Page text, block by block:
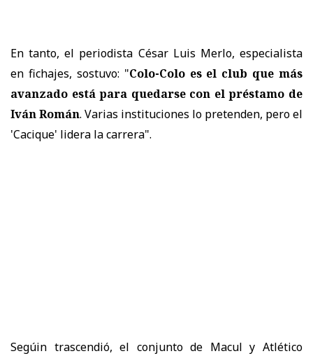
En tanto, el periodista César Luis Merlo, especialista
en fichajes, sostuvo: "Colo-Colo es el club que más
avanzado está para quedarse con el préstamo de
Iván Román. Varias instituciones lo pretenden, pero el
'Cacique' lidera la carrera".
Segúin trascendió, el conjunto de Macul y Atlético